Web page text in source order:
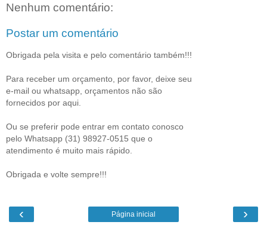
Nenhum comentário:
Postar um comentário
Obrigada pela visita e pelo comentário também!!!
Para receber um orçamento, por favor, deixe seu
e-mail ou whatsapp, orçamentos não são
fornecidos por aqui.
Ou se preferir pode entrar em contato conosco
pelo Whatsapp (31) 98927-0515 que o
atendimento é muito mais rápido.
Obrigada e volte sempre!!!
‹ ›
Página inicial